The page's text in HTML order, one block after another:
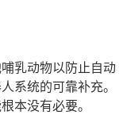
乳动物以防止自动
系统的可靠补充。
本没有必要。